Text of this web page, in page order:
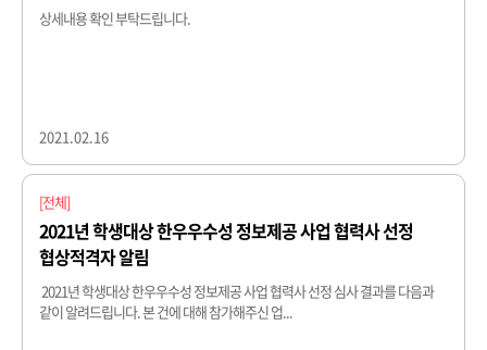
상세내용 확인 부탁드립니다. ​​
2021.02.16
[전체]
2021년 학생대상 한우우수성 정보제공 사업 협력사 선정
협상적격자 알림
2021년 학생대상 한우우수성 정보제공 사업 협력사 선정 심사 결과를 다음과
같이 알려드립니다. 본 건에 대해 참가해주신 업...